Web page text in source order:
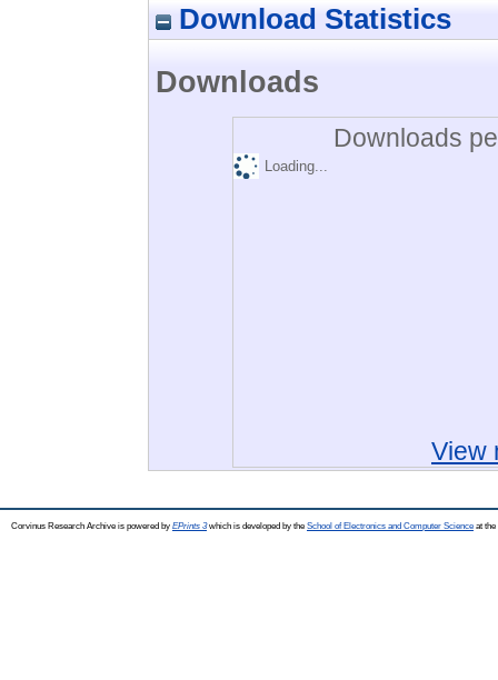
Download Statistics
Downloads
Downloads
Loading...
View
Corvinus Research Archive is powered by EPrints 3which is developed by the School of Electronics and Computer Science at